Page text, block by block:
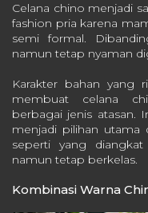
Celana chino menjadi
fashion pria karena
semi formal.
namun tetap nyaman
Karakter bahan yang
membuat celana
berbagai jenis atasan.
menjadi pilihan utama
seperti yang
namun tetap berkelas.
Kombinasi Warna